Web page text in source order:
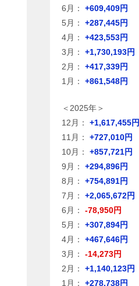
6月：
+609,409円
5月：
+287,445円
4月：
+423,553円
3月：
+1,730,193円
2月：
+417,339円
1月：
+861,548円
＜2025年＞
12月：
+1,617,455円
11月：
+727,010円
10月：
+857,721円
9月：
+294,896円
8月：
+754,891円
7月：
+2,065,672円
6月：
-78,950円
5月：
+307,894円
4月：
+467,646円
3月：
-14,273円
2月：
+1,140,123円
1月：
+278,738円